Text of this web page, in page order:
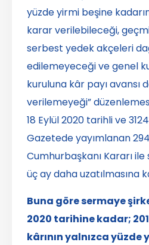
yüzde yirmi beşine
karar verilebileceği,
serbest yedek akçeleri
edilemeyeceği ve genel
kuruluna kâr payı avansı
verilemeyeği”
18 Eylül 2020 tarihli ve
Gazetede yayımlanan
Cumhurbaşkanı Kararı
üç ay daha uzatılmasına
Buna göre sermaye
2020 tarihine kadar;
kârının yalnızca yüzde